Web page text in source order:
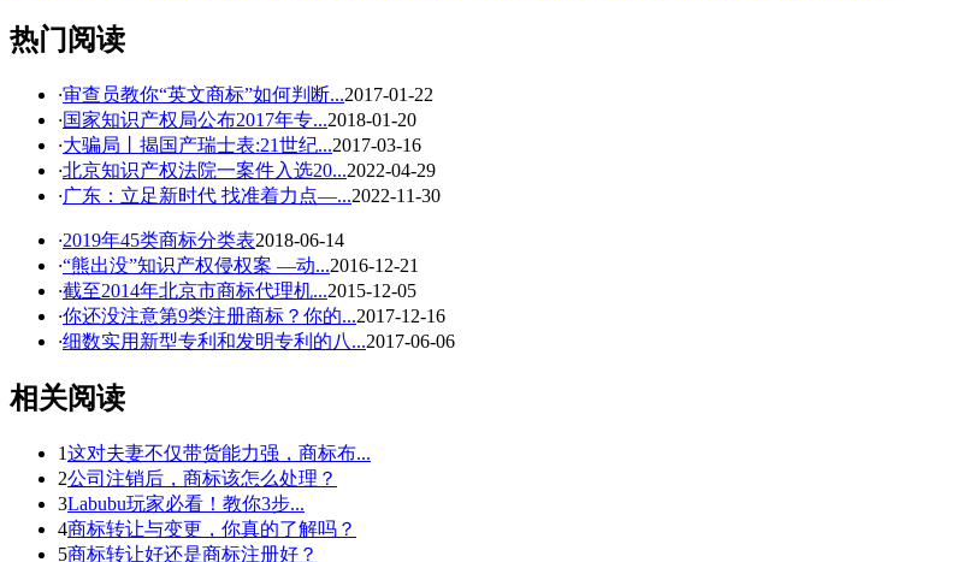
热门阅读
·审查员教你“英文商标”如何判断...2017-01-22
·国家知识产权局公布2017年专...2018-01-20
·大骗局丨揭国产瑞士表:21世纪...2017-03-16
·北京知识产权法院一案件入选20...2022-04-29
·广东：立足新时代 找准着力点—...2022-11-30
·2019年45类商标分类表2018-06-14
·“熊出没”知识产权侵权案 —动...2016-12-21
·截至2014年北京市商标代理机...2015-12-05
·你还没注意第9类注册商标？你的...2017-12-16
·细数实用新型专利和发明专利的八...2017-06-06
相关阅读
1这对夫妻不仅带货能力强，商标布...
2公司注销后，商标该怎么处理？
3Labubu玩家必看！教你3步...
4商标转让与变更，你真的了解吗？
5商标转让好还是商标注册好？